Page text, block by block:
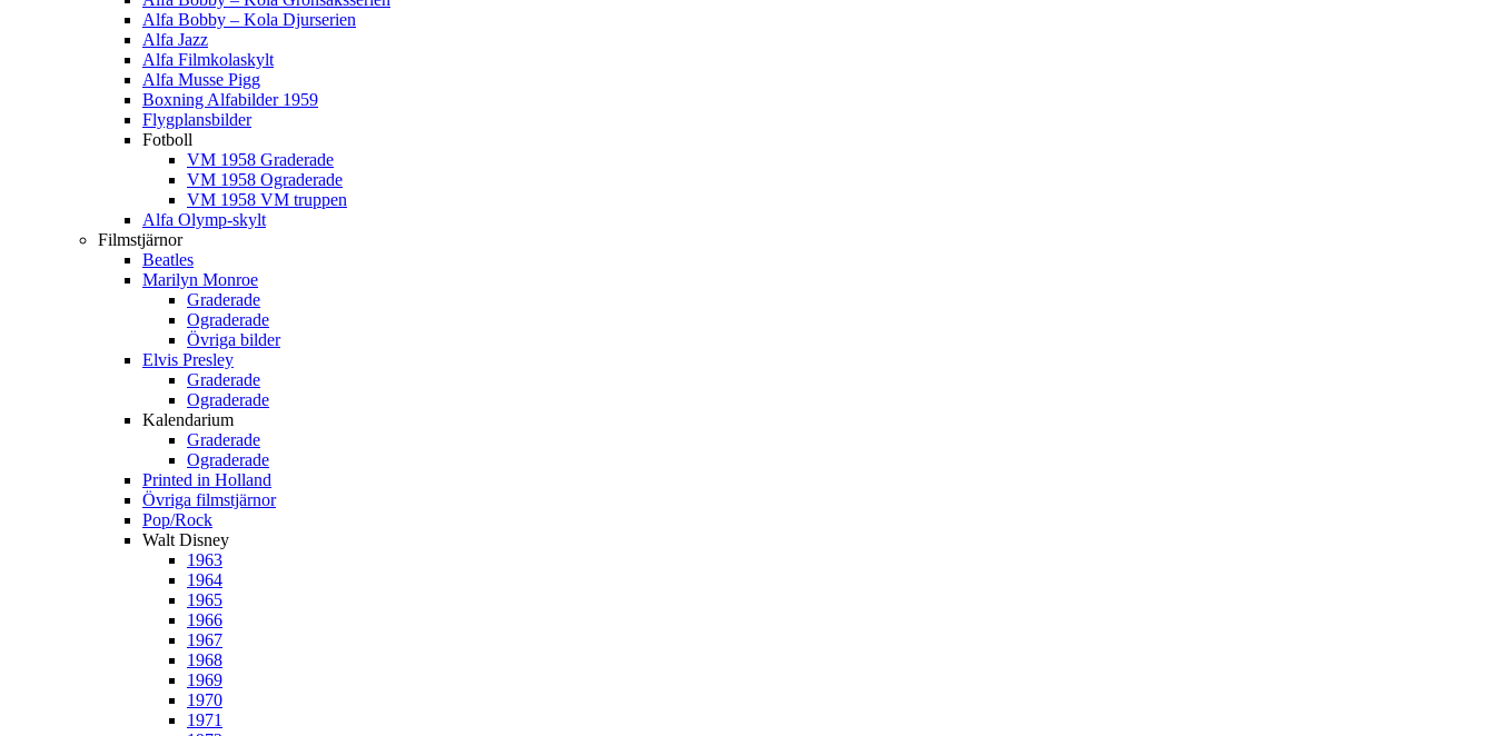
Alfa Bobby – Kola Djurserien
Alfa Jazz
Alfa Filmkolaskylt
Alfa Musse Pigg
Boxning Alfabilder 1959
Flygplansbilder
Fotboll
VM 1958 Graderade
VM 1958 Ograderade
VM 1958 VM truppen
Alfa Olymp-skylt
Filmstjärnor
Beatles
Marilyn Monroe
Graderade
Ograderade
Övriga bilder
Elvis Presley
Graderade
Ograderade
Kalendarium
Graderade
Ograderade
Printed in Holland
Övriga filmstjärnor
Pop/Rock
Walt Disney
1963
1964
1965
1966
1967
1968
1969
1970
1971